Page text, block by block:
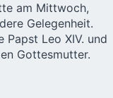
am Mittwoch,
Gelegenheit.
Papst Leo XIV. und
Gottesmutter.